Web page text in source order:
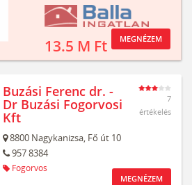
13.5 M Ft MEGNÉZEM
Buzási Ferenc dr. -
Dr Buzási Fogorvosi
Kft
8800 Nagykanizsa, Fő út 10
957 8384
Fogorvos
7
értékelés
MEGNÉZEM